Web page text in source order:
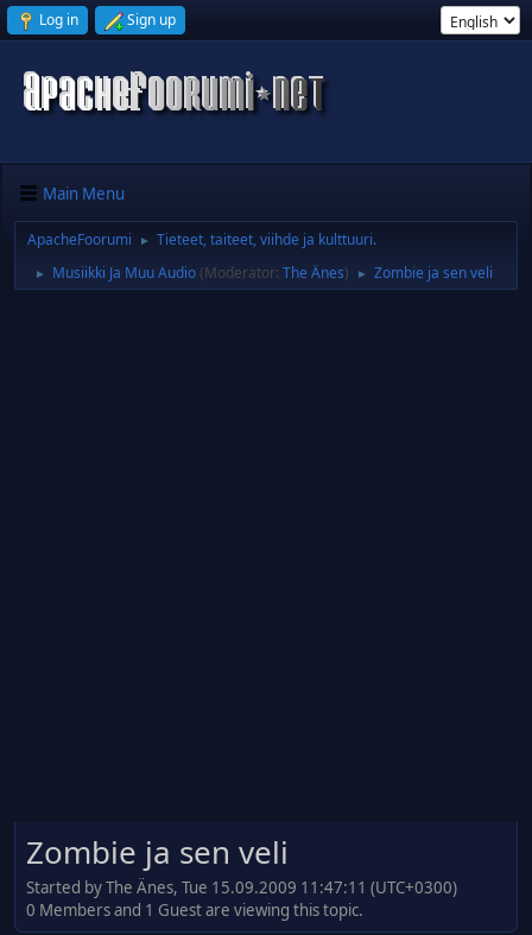
Log in Sign up
Main Menu
ApacheFoorumi ► Tieteet, taiteet, viihde ja kulttuuri.
► Musiikki Ja Muu Audio(Moderator: The Änes) ► Zombie ja sen veli
Zombie ja sen veli
Started by The Änes, Tue 15.09.2009 11:47:11 (UTC+0300)
0 Members and 1 Guest are viewing this topic.